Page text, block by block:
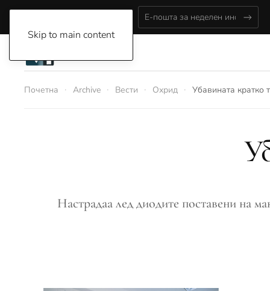
Skip to main content
Почетна Archive Вести Охрид Убавината кратко
Настрадаа лед диодите поставени на